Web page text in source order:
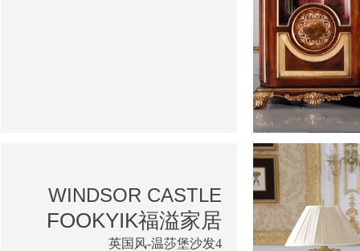
WINDSOR CASTLE
FOOKYIK福溢家居
英国风-温莎堡沙发4